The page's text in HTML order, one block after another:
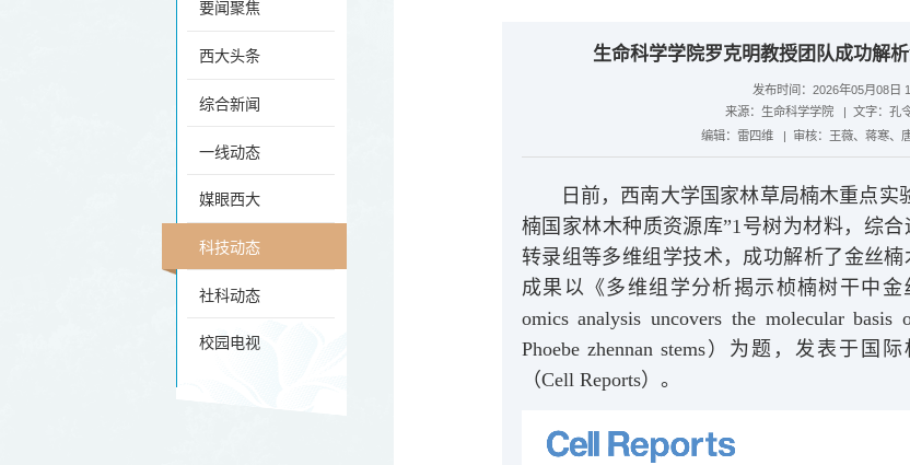
要闻聚焦
西大头条
综合新闻
一线动态
媒眼西大
科技动态
社科动态
校园电视
生命科学学院罗克明教授团队成功解
发布时间：2026年05月08日
来源：生命科学学院 | 文字：孔
编辑： 雷四维 | 审核： 王薇、蒋寒、
日前，西南大学国家林草局楠木重点实
楠国家林木种质资源库”1号树为材料，综
转录组等多维组学技术，成功解析了金丝
成果以《多维组学分析揭示桢楠树干中
omics analysis uncovers the molecular basis
Phoebe zhennan stems）为题，发表于国
（Cell Reports）。